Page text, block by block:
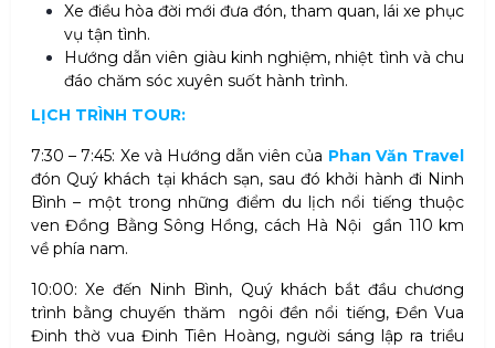
Xe điều hòa đời mới đưa đón, tham quan, lái xe phục
vụ tận tình.
Hướng dẫn viên giàu kinh nghiệm, nhiệt tình và chu
đáo chăm sóc xuyên suốt hành trình.
LỊCH TRÌNH TOUR:
7:30 – 7:45: Xe và Hướng dẫn viên của Phan Văn Travel
đón Quý khách tại khách sạn, sau đó khởi hành đi Ninh
Bình – một trong những điểm du lịch nổi tiếng thuộc
ven Đồng Bằng Sông Hồng, cách Hà Nội
gần 110 km
về phía nam.
10:00: Xe đến Ninh Bình, Quý khách bắt đầu chương
trình bằng chuyến thăm
ngôi đền nổi tiếng, Đền Vua
Đinh thờ vua Đinh Tiên Hoàng, người sáng lập ra triều